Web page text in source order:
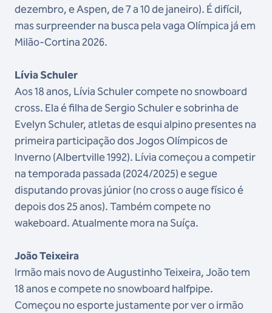
dezembro, e Aspen, de 7 a 10 de janeiro). É difícil,
mas surpreender na busca pela vaga Olímpica já em
Milão-Cortina 2026.
Lívia Schuler
Aos 18 anos, Lívia Schuler compete no snowboard
cross. Ela é filha de Sergio Schuler e sobrinha de
Evelyn Schuler, atletas de esqui alpino presentes na
primeira participação dos Jogos Olímpicos de
Inverno (Albertville 1992). Lívia começou a competir
na temporada passada (2024/2025) e segue
disputando provas júnior (no cross o auge físico é
depois dos 25 anos). Também compete no
wakeboard. Atualmente mora na Suíça.
João Teixeira
Irmão mais novo de Augustinho Teixeira, João tem
18 anos e compete no snowboard halfpipe.
Começou no esporte justamente por ver o irmão